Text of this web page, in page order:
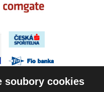
soubory cookies